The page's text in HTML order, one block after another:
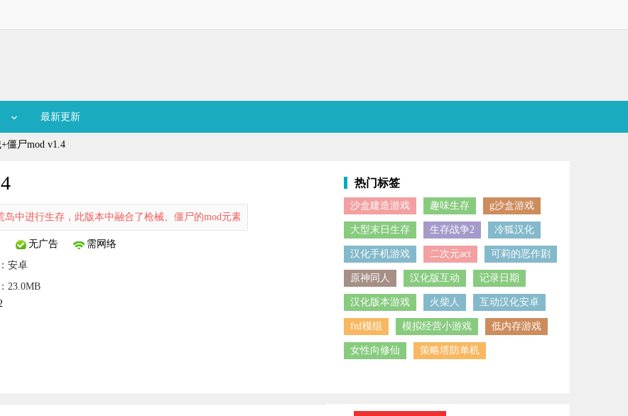
最新更新
僵尸mod v1.4
存，此版本中融合了枪械、僵尸的mod元素，大大增加了游戏的趣味性以及可玩性，感兴趣的小伙伴欢迎点击下载体验！
无广告
需网络
安卓
23.0MB
热门标签
沙盒建造游戏 趣味生存 g沙盒游戏
大型末日生存 生存战争2 冷狐汉化
汉化手机游戏 二次元act 可莉的恶作剧
原神同人 汉化版互动 记录日期
汉化版本游戏 火柴人 互动汉化安卓
fnf模组 模拟经营小游戏 低内存游戏
女性向修仙 策略塔防单机